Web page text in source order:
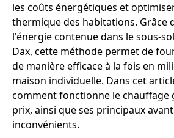
les coûts énergétiques et
thermique des habitations. Grâce
l'énergie contenue dans le sous-
Dax, cette méthode permet de
de manière efficace à la fois en
maison individuelle. Dans cet
comment fonctionne le chauffage
prix, ainsi que ses principaux
inconvénients.